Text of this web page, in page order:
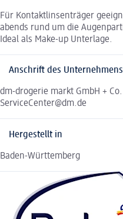
Für Kontaktlinsenträger
abends rund um die
Ideal als Make-up Unterlage.
Anschrift des Unternehmens
dm-drogerie markt GmbH +
ServiceCenter@dm.de
Hergestellt in
Baden-Württemberg